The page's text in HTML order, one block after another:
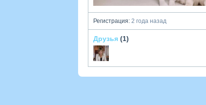
Регистрация: 2 года назад
Друзья (1)